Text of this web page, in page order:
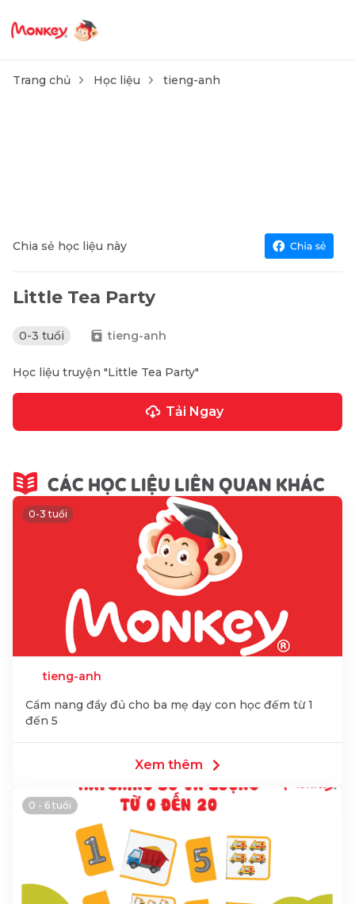
Trang chủ Học liệu tieng-anh
Chia sẻ học liệu này
Little Tea Party
0-3 tuổi tieng-anh
Học liệu truyện "Little Tea Party"
Tải Ngay
CÁC HỌC LIỆU LIÊN QUAN KHÁC
0-3 tuổi
tieng-anh
Cẩm nang đầy đủ cho ba mẹ dạy con học đếm từ 1
đến 5
Xem thêm
0 - 6 tuổi